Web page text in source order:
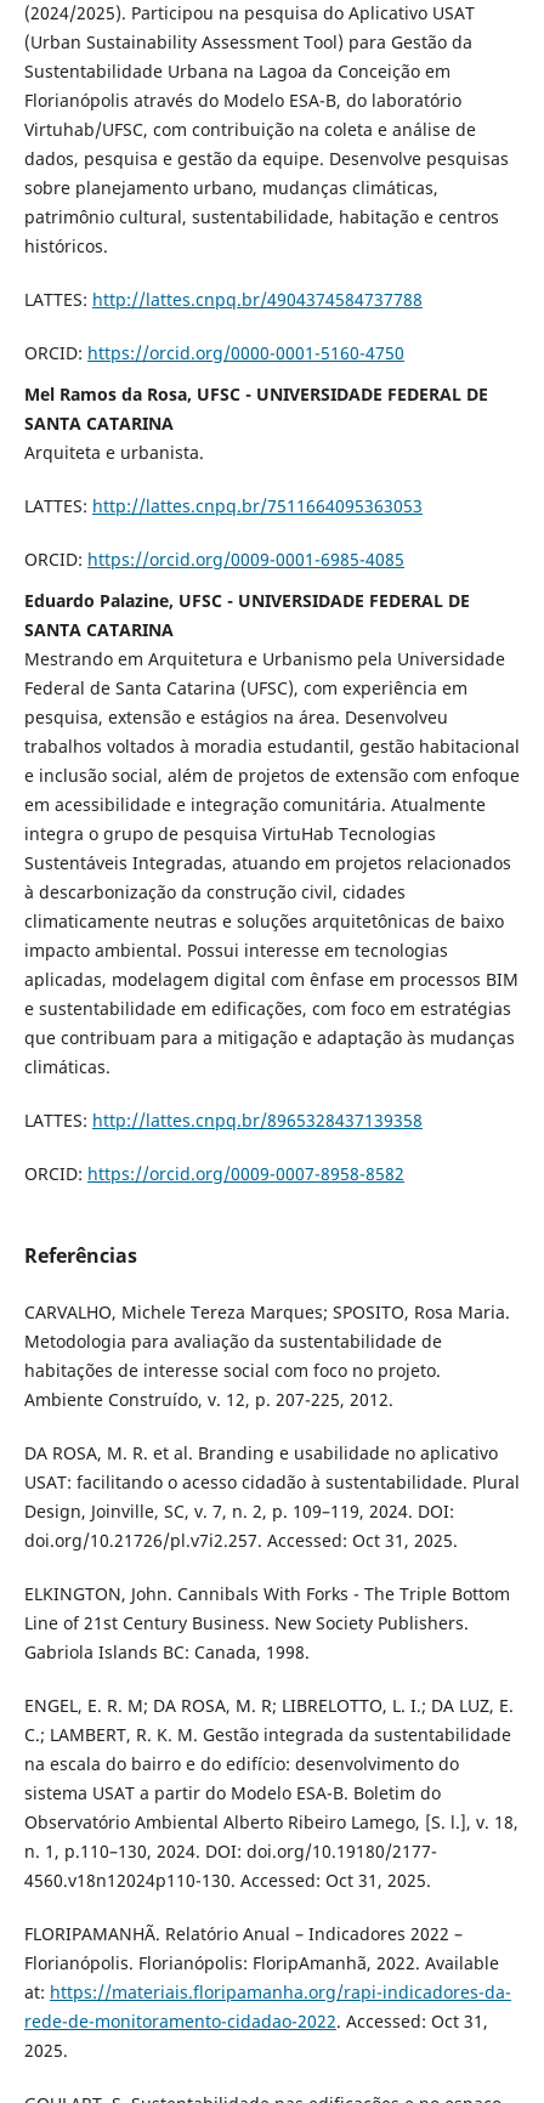
(2024/2025). Participou na pesquisa do Aplicativo USAT
(Urban Sustainability Assessment Tool) para Gestão da
Sustentabilidade Urbana na Lagoa da Conceição em
Florianópolis através do Modelo ESA-B, do laboratório
Virtuhab/UFSC, com contribuição na coleta e análise de
dados, pesquisa e gestão da equipe. Desenvolve pesquisas
sobre planejamento urbano, mudanças climáticas,
patrimônio cultural, sustentabilidade, habitação e centros
históricos.
LATTES: http://lattes.cnpq.br/4904374584737788
ORCID: https://orcid.org/0000-0001-5160-4750
Mel Ramos da Rosa, UFSC - UNIVERSIDADE FEDERAL DE
SANTA CATARINA
Arquiteta e urbanista.
LATTES: http://lattes.cnpq.br/7511664095363053
ORCID: https://orcid.org/0009-0001-6985-4085
Eduardo Palazine, UFSC - UNIVERSIDADE FEDERAL DE
SANTA CATARINA
Mestrando em Arquitetura e Urbanismo pela Universidade
Federal de Santa Catarina (UFSC), com experiência em
pesquisa, extensão e estágios na área. Desenvolveu
trabalhos voltados à moradia estudantil, gestão habitacional
e inclusão social, além de projetos de extensão com enfoque
em acessibilidade e integração comunitária. Atualmente
integra o grupo de pesquisa VirtuHab Tecnologias
Sustentáveis Integradas, atuando em projetos relacionados
à descarbonização da construção civil, cidades
climaticamente neutras e soluções arquitetônicas de baixo
impacto ambiental. Possui interesse em tecnologias
aplicadas, modelagem digital com ênfase em processos BIM
e sustentabilidade em edificações, com foco em estratégias
que contribuam para a mitigação e adaptação às mudanças
climáticas.
LATTES: http://lattes.cnpq.br/8965328437139358
ORCID: https://orcid.org/0009-0007-8958-8582
Referências
CARVALHO, Michele Tereza Marques; SPOSITO, Rosa Maria.
Metodologia para avaliação da sustentabilidade de
habitações de interesse social com foco no projeto.
Ambiente Construído, v. 12, p. 207-225, 2012.
DA ROSA, M. R. et al. Branding e usabilidade no aplicativo
USAT: facilitando o acesso cidadão à sustentabilidade. Plural
Design, Joinville, SC, v. 7, n. 2, p. 109–119, 2024. DOI:
doi.org/10.21726/pl.v7i2.257. Accessed: Oct 31, 2025.
ELKINGTON, John. Cannibals With Forks - The Triple Bottom
Line of 21st Century Business. New Society Publishers.
Gabriola Islands BC: Canada, 1998.
ENGEL, E. R. M; DA ROSA, M. R; LIBRELOTTO, L. I.; DA LUZ, E.
C.; LAMBERT, R. K. M. Gestão integrada da sustentabilidade
na escala do bairro e do edifício: desenvolvimento do
sistema USAT a partir do Modelo ESA-B. Boletim do
Observatório Ambiental Alberto Ribeiro Lamego, [S. l.], v. 18,
n. 1, p.110–130, 2024. DOI: doi.org/10.19180/2177-
4560.v18n12024p110-130. Accessed: Oct 31, 2025.
FLORIPAMANHÃ. Relatório Anual – Indicadores 2022 –
Florianópolis. Florianópolis: FloripAmanhã, 2022. Available
at: https://materiais.floripamanha.org/rapi-indicadores-da-
rede-de-monitoramento-cidadao-2022. Accessed: Oct 31,
2025.